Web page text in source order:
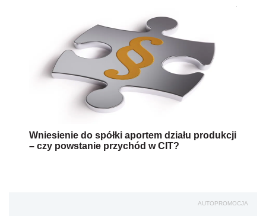
Wniesienie do spółki aportem działu produkcji
– czy powstanie przychód w CIT?
AUTOPROMOCJA